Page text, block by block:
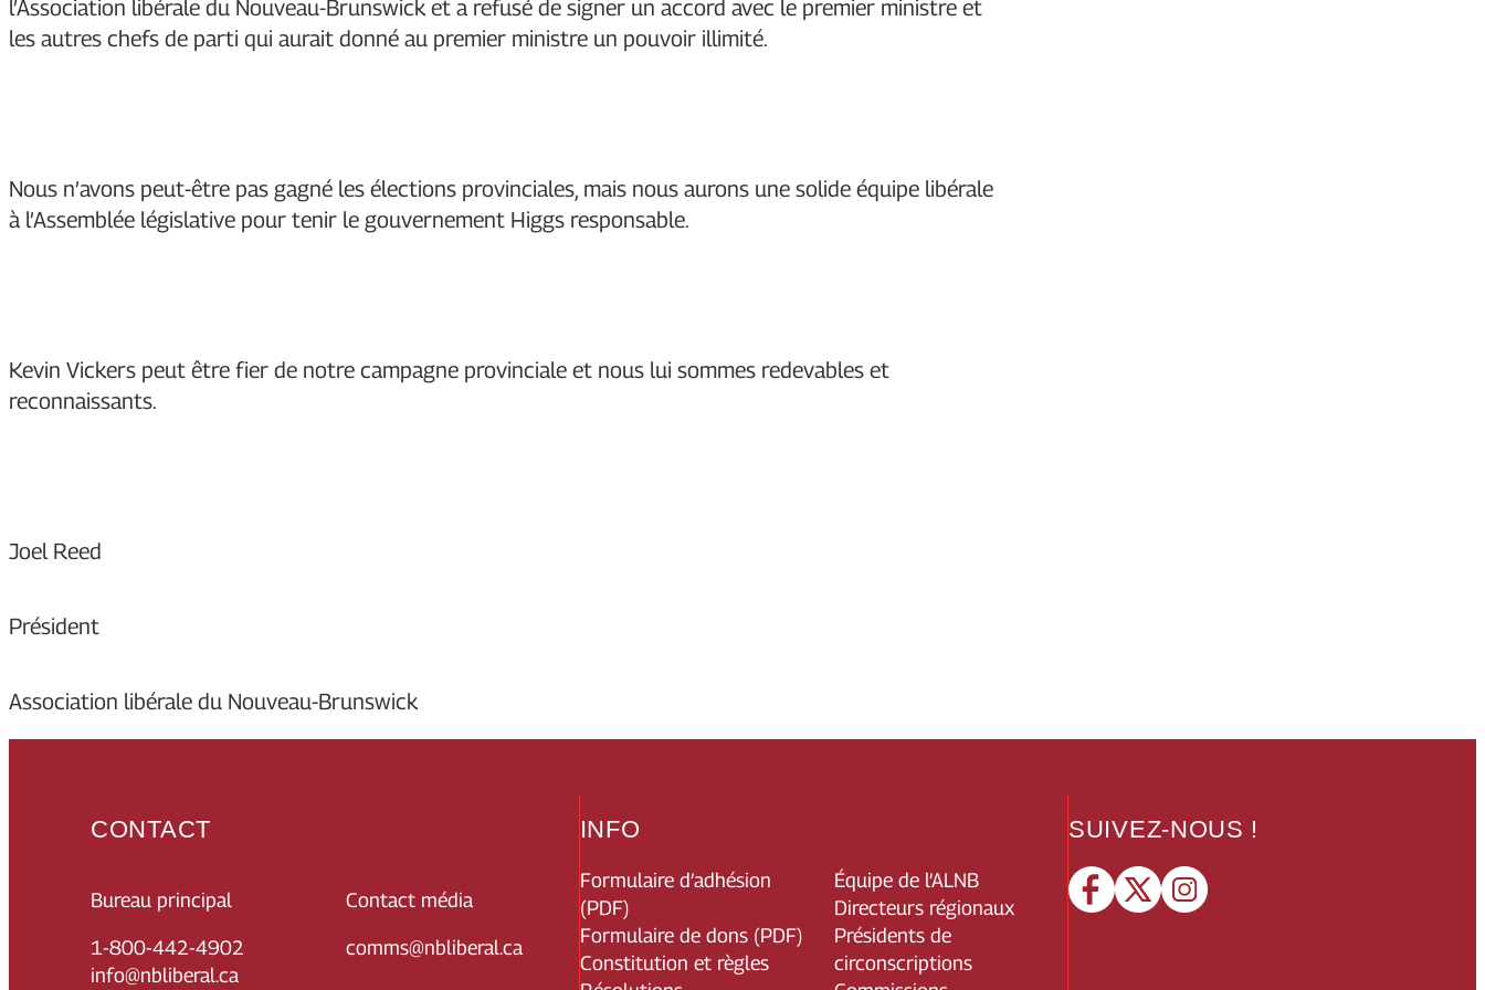
l’Association libérale du Nouveau-Brunswick et a refusé de signer un accord avec le premier ministre et
les autres chefs de parti qui aurait donné au premier ministre un pouvoir illimité.
Nous n’avons peut-être pas gagné les élections provinciales, mais nous aurons une solide équipe libérale
à l’Assemblée législative pour tenir le gouvernement Higgs responsable.
Kevin Vickers peut être fier de notre campagne provinciale et nous lui sommes redevables et
reconnaissants.
Joel Reed
Président
Association libérale du Nouveau-Brunswick
CONTACT
Bureau principal
1-800-442-4902
info@nbliberal.ca
Contact média
comms@nbliberal.ca
INFO
Formulaire d’adhésion
(PDF)
Formulaire de dons (PDF)
Constitution et règles
Équipe de l’ALNB
Directeurs régionaux
Présidents de
circonscriptions
SUIVEZ-NOUS !